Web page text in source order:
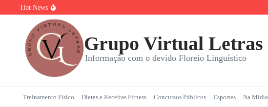
Ir para o conteúdo
Hot News
Strogonoff de frango light: A Receita Definitiva para Ganhar Massa com Prazer
Plano de 7 Dias de Treino, Energia e Nutrição
Grupo Virtual Letras
Informação com o devido Floreio Linguístico
Treinamento Físico Dietas e Receitas Fitness Concursos Públicos Esportes Na Mídia